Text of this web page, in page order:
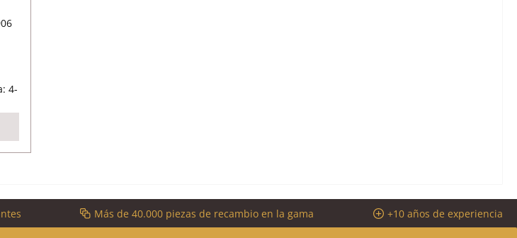
4-
Más de 40.000 piezas de recambio en la gama +10 años de experiencia